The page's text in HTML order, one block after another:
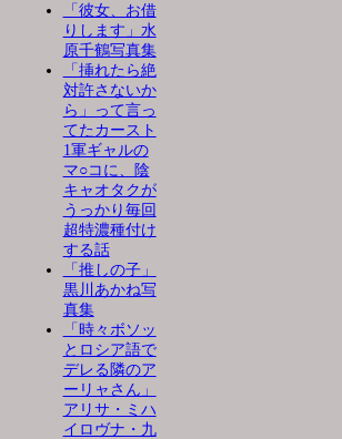
「彼女、お借
りします」水
原千鶴写真集
「挿れたら絶
対許さないか
ら」って言っ
てたカースト
1軍ギャルの
マ○コに、陰
キャオタクが
うっかり毎回
超特濃種付け
する話
「推しの子」
黒川あかね写
真集
「時々ボソッ
とロシア語で
デレる隣のア
ーリャさん」
アリサ・ミハ
イロヴナ・九